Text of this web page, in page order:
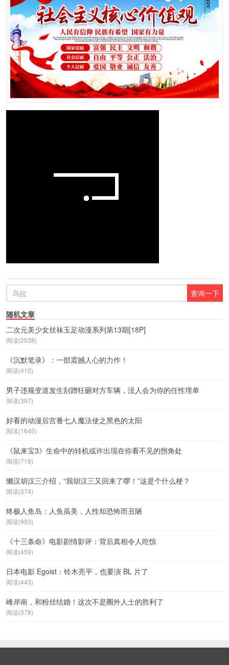
随机文章
二次元美少女丝袜玉足动漫系列第13期[18P]
阅读(2538)
《沉默笔录》：一部震撼人心的力作！
阅读(410)
男子违规变道发生刮蹭狂砸对方车辆，没人会为你的任性埋单
阅读(397)
好看的动漫后宫番七人魔法使之黑色的太阳
阅读(1645)
《鼠来宝3》生命中的转机或许出现在你看不见的拐角处
阅读(718)
懒汉胡汉三介绍，“我胡汉三又回来了啰！”这是个什么梗？
阅读(374)
终极人鱼岛：人鱼虽美，人性却恐怖而丑陋
阅读(993)
《十三条命》电影剧情影评：背后真相令人吃惊
阅读(459)
日本电影 Egoist：铃木亮平，也要演 BL 片了
阅读(443)
峰岸南，和粉丝结婚！这次不是圈外人士的胜利了
阅读(378)